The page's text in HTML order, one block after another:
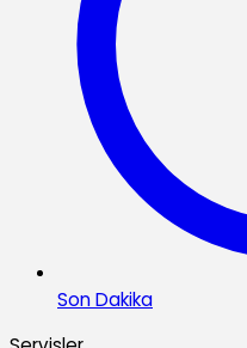
Son Dakika